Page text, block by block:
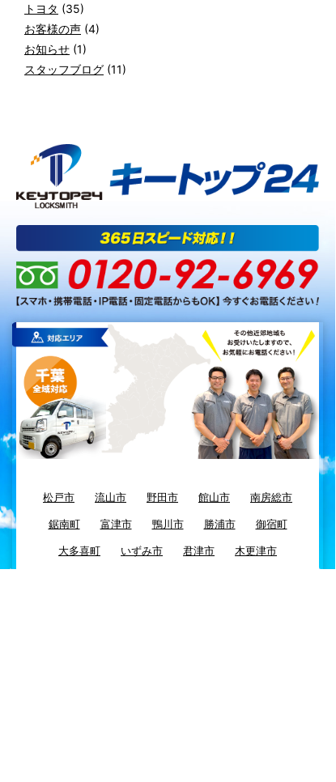
トヨタ (35)
お客様の声 (4)
お知らせ (1)
スタッフブログ (11)
松戸市 流山市 野田市 館山市 南房総市
鋸南町 富津市 鴨川市 勝浦市 御宿町
大多喜町 いずみ市 君津市 木更津市